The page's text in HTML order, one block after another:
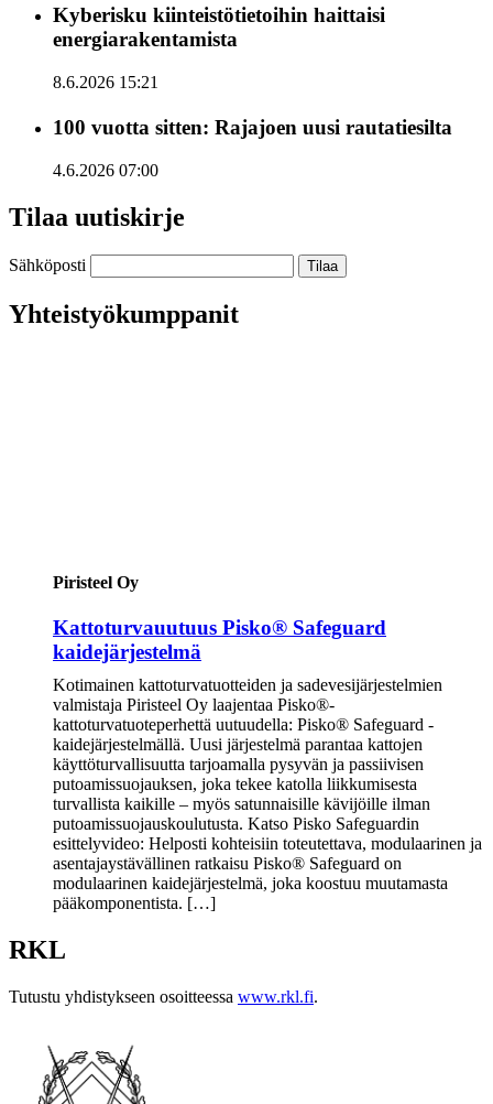
Kyberisku kiinteistötietoihin haittaisi
energiarakentamista
8.6.2026 15:21
100 vuotta sitten: Rajajoen uusi rautatiesilta
4.6.2026 07:00
Tilaa uutiskirje
Sähköposti
Yhteistyökumppanit
Piristeel Oy
Kattoturvauutuus Pisko® Safeguard
kaidejärjestelmä
Kotimainen kattoturvatuotteiden ja sadevesijärjestelmien
valmistaja Piristeel Oy laajentaa Pisko®-
kattoturvatuoteperhettä uutuudella: Pisko® Safeguard -
kaidejärjestelmällä. Uusi järjestelmä parantaa kattojen
käyttöturvallisuutta tarjoamalla pysyvän ja passiivisen
putoamissuojauksen, joka tekee katolla liikkumisesta
turvallista kaikille – myös satunnaisille kävijöille ilman
putoamissuojauskoulutusta. Katso Pisko Safeguardin
esittelyvideo: Helposti kohteisiin toteutettava, modulaarinen ja
asentajaystävällinen ratkaisu Pisko® Safeguard on
modulaarinen kaidejärjestelmä, joka koostuu muutamasta
pääkomponentista. […]
RKL
Tutustu yhdistykseen osoitteessa www.rkl.fi.